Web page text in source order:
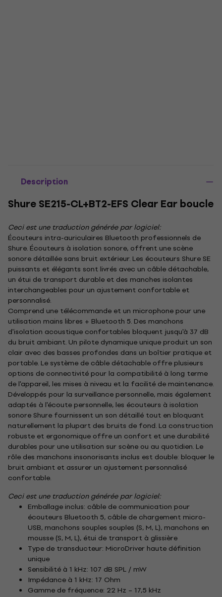
Description
Shure SE215-CL+BT2-EFS Clear Ear boucle
Ceci est une traduction générée par logiciel:
Écouteurs intra-auriculaires Bluetooth professionnels de
Shure. Écouteurs à isolation sonore, offrent une scène
sonore détaillée sans bruit extérieur. Les écouteurs Shure SE
puissants et élégants sont livrés avec un câble détachable,
un étui de transport durable et des manches isolantes
interchangeables pour un ajustement confortable et
personnalisé.
Comprend une télécommande et un microphone pour une
utilisation mains libres + Bluetooth 5. Des manchons
d'isolation acoustique confortables bloquent jusqu'à 37 dB
du bruit ambiant. Un pilote dynamique unique produit un son
clair avec des basses profondes dans un boîtier pratique et
portable. Le système de câble détachable offre plusieurs
options de connectivité pour la compatibilité à long terme
de l'appareil, les mises à niveau et la facilité de maintenance.
Développés pour la surveillance personnelle, mais également
adaptés à l'écoute personnelle, les écouteurs à isolation
sonore Shure fournissent un son détaillé tout en bloquant
naturellement la plupart des bruits de fond. La construction
robuste et ergonomique offre un confort et une durabilité
durables pour une utilisation sur scène ou au quotidien. Le
rôle des manchons insonorisants inclus est double: bloquer le
bruit ambiant et assurer un ajustement personnalisé
confortable.
Ceci est une traduction générée par logiciel:
Emballage inclus: câble de communication pour
écouteurs Bluetooth 5, câble de chargement micro-
USB, manchons souples souples (S, M, L), manchons en
mousse (S, M, L), étui de transport à glissière
Type de transducteur: MicroDriver haute définition
unique
Sensibilité à 1 kHz: 107 dB SPL / mW
Impédance à 1 kHz: 17 Ohm
Gamme de fréquence: 22 Hz – 17,5 kHz